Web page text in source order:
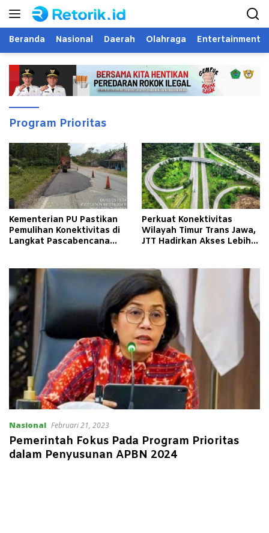
Langsung
Beranda Nasional Daerah Olahraga Entertainment
Program Prioritas
Kementerian PU Pastikan
Pemulihan Konektivitas di
Langkat Pascabencana
Perkuat Konektivitas
Wilayah Timur Trans Jawa,
JTT Hadirkan Akses Lebih
Nasional Februari 21, 2023
Pemerintah Fokus Pada Program Prioritas
dalam Penyusunan APBN 2024